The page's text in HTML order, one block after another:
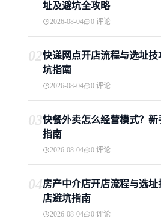
址及避坑全攻略
2026-08-04 0 评论
02快递网点开店流程与选址
坑指南
2026-08-04 0 评论
03快餐外卖怎么经营模式？
指南
2026-08-04 0 评论
04房产中介店开店流程与选
店避坑指南
2026-08-04 0 评论